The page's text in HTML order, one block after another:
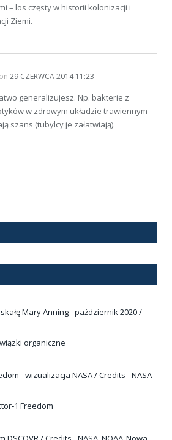
– los częsty w historii kolonizacji i
Ziemi.
on 29 CZERWCA 2014 11:23
generalizujesz. Np. bakterie z
w zdrowym układzie trawiennym
szans (tubylcy je załatwiają).
organiczne
Freedom